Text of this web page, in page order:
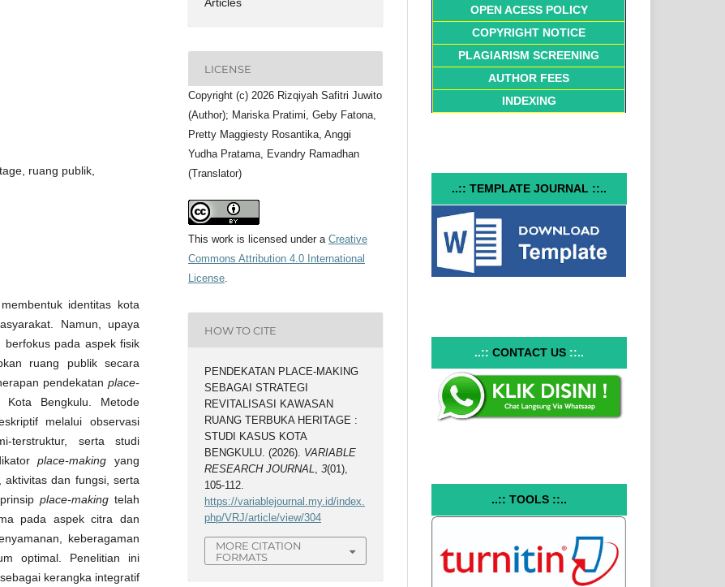
ruang publik,
identitas kota
Namun, upaya
berfokus pada aspek fisik
ruang publik secara
pendekatan place-
Bengkulu. Metode
melalui observasi
terstruktur, serta studi
place-making yang
aktivitas dan fungsi, serta
place-makingtelah
pada aspek citra dan
keberagaman
optimal. Penelitian ini
sebagai kerangka integratif
Articles
LICENSE
Copyright (c) 2026 Rizqiyah Safitri Juwito
(Author); Mariska Pratimi, Geby Fatona,
Pretty Maggiesty Rosantika, Anggi
Yudha Pratama, Evandry Ramadhan
(Translator)
This work is licensed under a Creative
Commons Attribution 4.0 International
License.
HOW TO CITE
PENDEKATAN PLACE-MAKING
SEBAGAI STRATEGI
REVITALISASI KAWASAN
RUANG TERBUKA HERITAGE :
STUDI KASUS KOTA
BENGKULU. (2026). VARIABLE
RESEARCH JOURNAL,3(01),
105-112.
https://variablejournal.my.id/index.
php/VRJ/article/view/304
MORE CITATION
FORMATS
OPEN ACESS POLICY
COPYRIGHT NOTICE
PLAGIARISM SCREENING
AUTHOR FEES
INDEXING
..:: TEMPLATE JOURNAL ::..
..:: CONTACT US ::..
..:: TOOLS ::..